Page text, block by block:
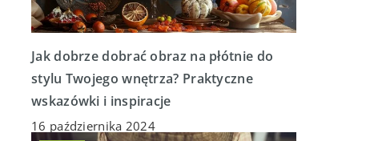
Jak dobrze dobrać obraz na płótnie do
stylu Twojego wnętrza? Praktyczne
wskazówki i inspiracje
16 października 2024